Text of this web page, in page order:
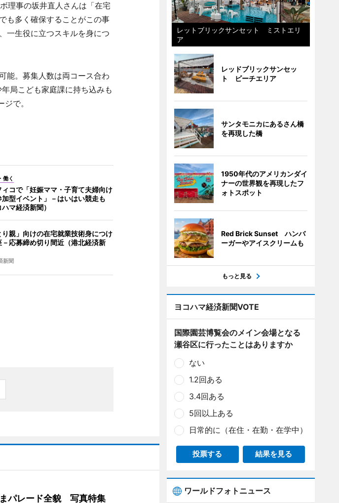
理事の坂井直人さんは「在宅
も多く確保することがこの事
一生役に立つスキルを身につ
能。募集人数は両コース合わ
局こども家庭課に持ち込みも
で。
働く
ィコで「妊娠ママ・子育て夫婦向け
加型イベント」－はいはい競走も
ハマ経済新聞）
り親」向けの在宅就業技術身につけ
－応募締め切り間近（港北経済新
新聞
パレード全貌 写真特集
レットブリックサンセット ミストエリ
ア
レッドブリックサンセッ
ト ビーチエリア
サンタモニカにあるさん橋
を再現した橋
1950年代のアメリカンダイ
ナーの世界観を再現したフ
ォトスポット
Red Brick Sunset ハンバ
ーガーやアイスクリームも
もっと見る
ヨコハマ経済新聞VOTE
国際園芸博覧会のメイン会場となる
瀬谷区に行ったことはありますか
ない
1.2回ある
3.4回ある
5回以上ある
日常的に（在住・在勤・在学中）
投票する 結果を見る
ワールドフォトニュース